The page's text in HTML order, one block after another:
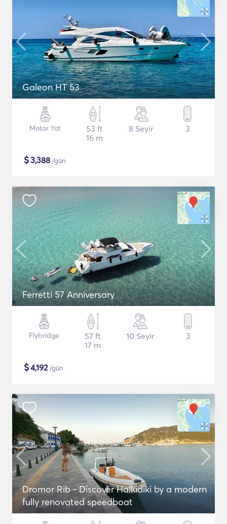
Galeon HT 53
Motor Yat
53 ft
16 m
8 Seyir 3
$3,388 /gün
Ferretti 57 Anniversary
Flybridge
57 ft
17 m
10 Seyir 3
$4,192/gün
Dromor Rib - Discover Halkidiki by a modern
fully renovated speedboat